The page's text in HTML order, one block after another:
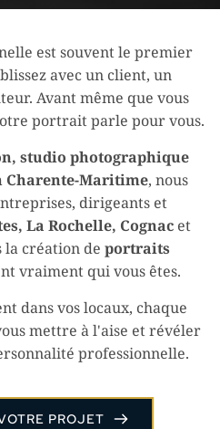
est souvent le premier
avec un client, un
Avant même que vous
portrait parle pour vous.
studio photographique
Charente-Maritime, nous
dirigeants et
La Rochelle, Cognac et
la création de portraits
vraiment qui vous êtes.
dans vos locaux, chaque
mettre à l'aise et révéler
professionnelle.
PROJET